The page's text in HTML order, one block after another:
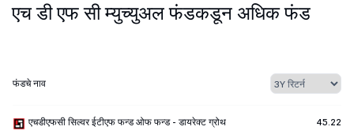
एच डी एफ सी म्युच्युअल फंडकडून अधिक फंड
फंडचे नाव
एचडीएफसी सिल्वर ईटीएफ फन्ड ओफ फन्ड - डायरेक्ट ग्रोथ 45.22